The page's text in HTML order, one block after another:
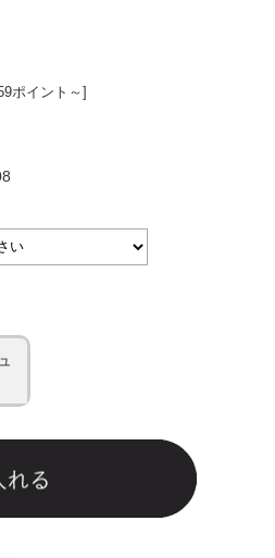
ポイント～]